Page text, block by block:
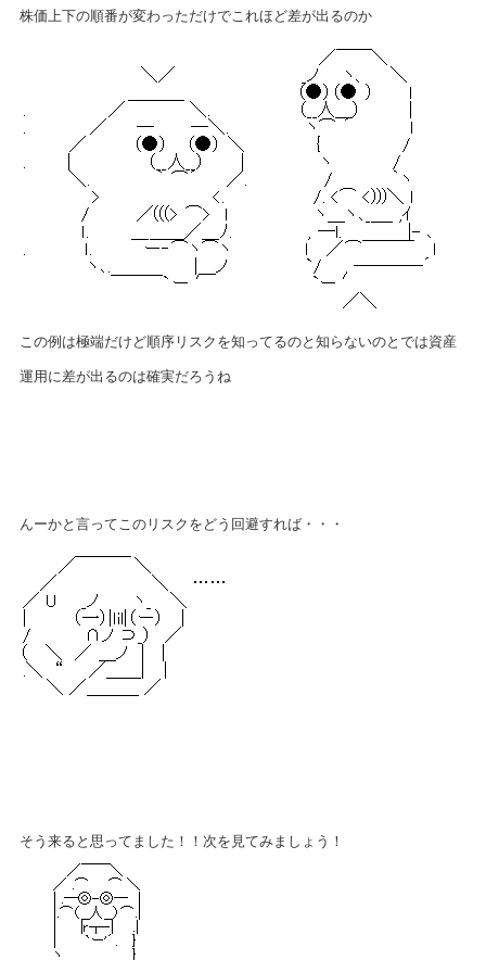
株価上下の順番が変わっただけでこれほど差が出るのか
この例は極端だけど順序リスクを知ってるのと知らないのとでは資産
運用に差が出るのは確実だろうね
んーかと言ってこのリスクをどう回避すれば・・・
そう来ると思ってました！！次を見てみましょう！